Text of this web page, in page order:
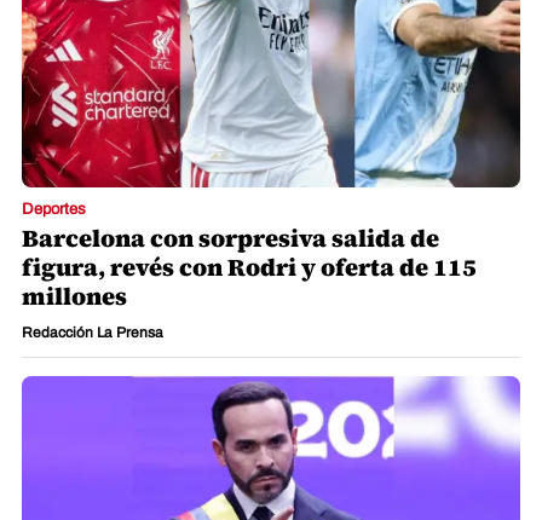
Deportes
Barcelona con sorpresiva salida de
figura, revés con Rodri y oferta de 115
millones
Redacción La Prensa